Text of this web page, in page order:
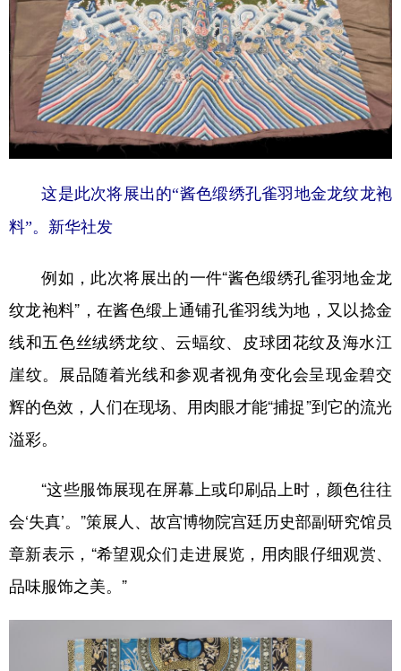
四川 贵州 云南 西藏
陕西 甘肃 青海 宁夏
新疆 内蒙古 黑龙江
多语种频道
English Español Français عربى
Русский язык
Deutsch Português
这是此次将展出的“酱色缎绣孔雀羽地金龙纹龙袍
料”。新华社发
例如，此次将展出的一件“酱色缎绣孔雀羽地金龙
纹龙袍料”，在酱色缎上通铺孔雀羽线为地，又以捻金
线和五色丝绒绣龙纹、云蝠纹、皮球团花纹及海水江
崖纹。展品随着光线和参观者视角变化会呈现金碧交
辉的色效，人们在现场、用肉眼才能“捕捉”到它的流光
溢彩。
“这些服饰展现在屏幕上或印刷品上时，颜色往往
会‘失真’。”策展人、故宫博物院宫廷历史部副研究馆员
章新表示，“希望观众们走进展览，用肉眼仔细观赏、
品味服饰之美。”